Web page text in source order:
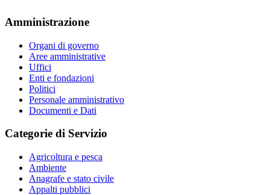
Amministrazione
Organi di governo
Aree amministrative
Uffici
Enti e fondazioni
Politici
Personale amministrativo
Documenti e Dati
Categorie di Servizio
Agricoltura e pesca
Ambiente
Anagrafe e stato civile
Appalti pubblici